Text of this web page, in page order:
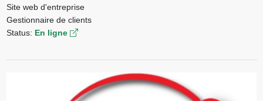
Site web d'entreprise
Gestionnaire de clients
Status: En ligne